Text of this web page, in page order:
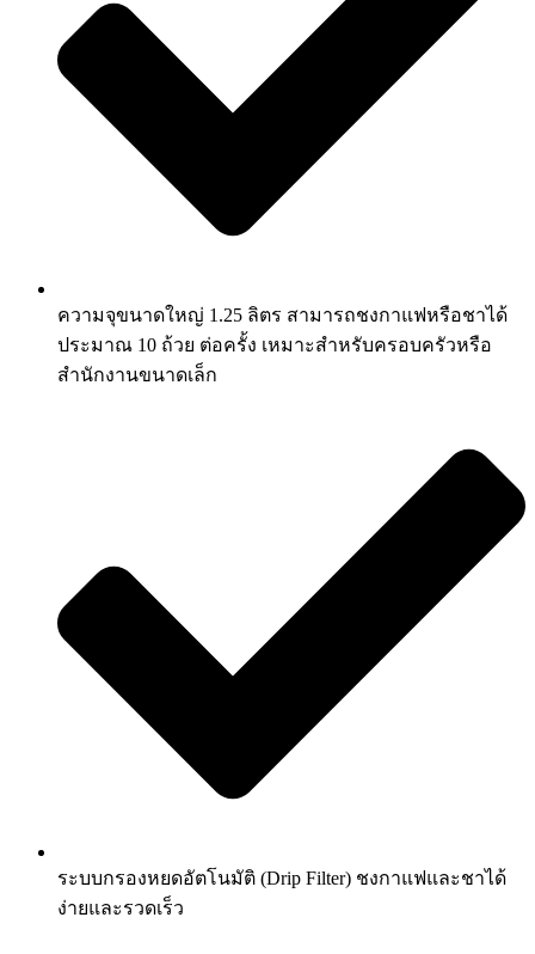
ความจุขนาดใหญ่ 1.25 ลิตร สามารถชงกาแฟหรือชาได้
ประมาณ 10 ถ้วย ต่อครั้ง เหมาะสำหรับครอบครัวหรือ
สำนักงานขนาดเล็ก
ระบบกรองหยดอัตโนมัติ (Drip Filter) ชงกาแฟและชาได้
ง่ายและรวดเร็ว